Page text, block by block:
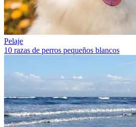
Pelaje
10 razas de perros pequeños blancos